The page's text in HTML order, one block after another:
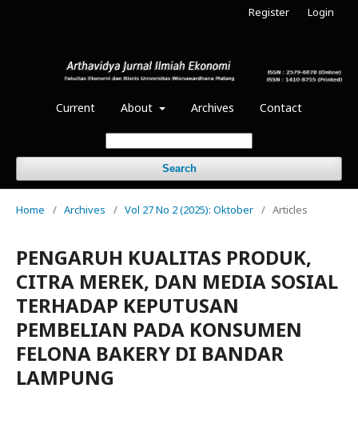
Current About Archives Contact
Search
Register Login
Home / Archives / Vol 27 No 2 (2025): Oktober / Articles
PENGARUH KUALITAS PRODUK,
CITRA MEREK, DAN MEDIA SOSIAL
TERHADAP KEPUTUSAN
PEMBELIAN PADA KONSUMEN
FELONA BAKERY DI BANDAR
LAMPUNG